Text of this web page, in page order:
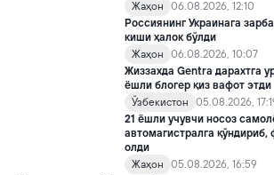
Жаҳон
06.08.2026, 12:10
Россиянинг Украинага
киши ҳалок бўлди
Жаҳон
06.08.2026, 10:07
Жиззахда Gentra дарахтга
ёшли блогер қиз вафот этди
Ўзбекистон
05.08.2026,
21 ёшли учувчи носоз
автомагистралга
олди
Жаҳон
05.08.2026, 16:59